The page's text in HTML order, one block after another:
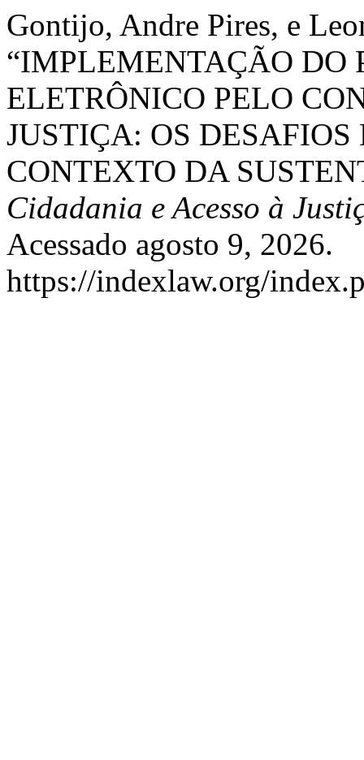
Gontijo, Andre Pires, e
“IMPLEMENTAÇÃO DO
ELETRÔNICO PELO
JUSTIÇA: OS
CONTEXTO DA
Cidadania e Acesso à
Acessado agosto 9, 2026.
https://indexlaw.org/